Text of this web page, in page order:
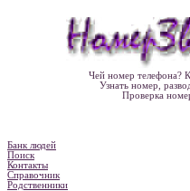
Чей номер телефона?
Узнать номер,
Проверка
Банк людей
Поиск
Контакты
Справочник
Родственники